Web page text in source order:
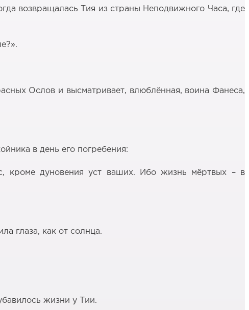
возвращалась Тия из страны Неподвижного Часа, где
Ослов и высматривает, влюблённая, воина Фанеса,
в день его погребения:
кроме дуновения уст ваших. Ибо жизнь мёртвых – в
глаза, как от солнца.
жизни у Тии.